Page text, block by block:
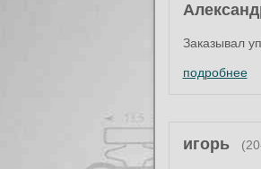
Заказывал
подробнее
игорь